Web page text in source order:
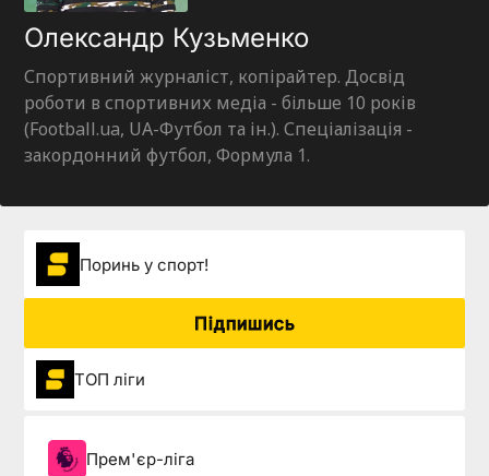
Олександр Кузьменко
Спортивний журналіст, копірайтер. Досвід
роботи в спортивних медіа - більше 10 років
(Football.ua, UA-Футбол та ін.). Спеціалізація -
закордонний футбол, Формула 1.
Поринь у спорт!
Підпишись
ТОП ліги
Прем'єр-ліга